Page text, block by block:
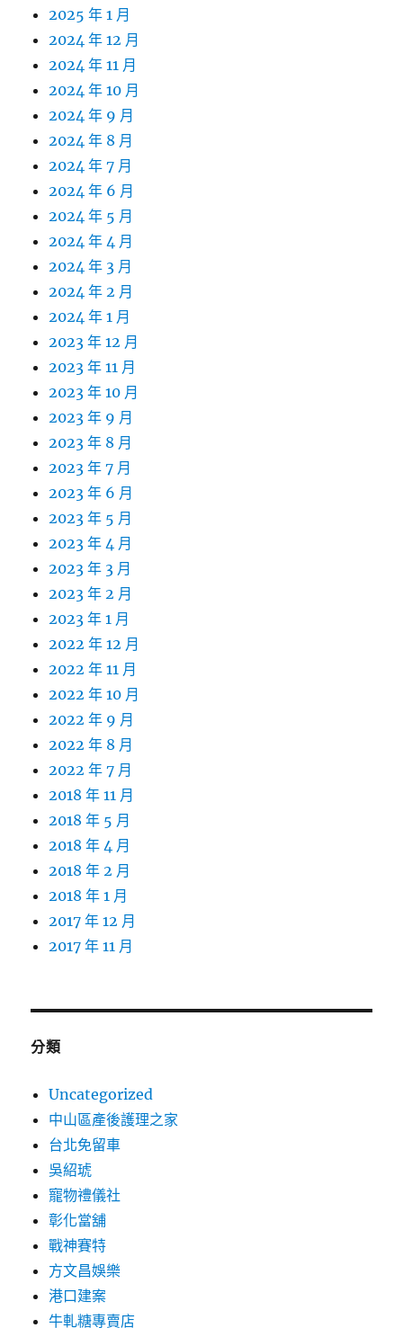
2025 年 1 月
2024 年 12 月
2024 年 11 月
2024 年 10 月
2024 年 9 月
2024 年 8 月
2024 年 7 月
2024 年 6 月
2024 年 5 月
2024 年 4 月
2024 年 3 月
2024 年 2 月
2024 年 1 月
2023 年 12 月
2023 年 11 月
2023 年 10 月
2023 年 9 月
2023 年 8 月
2023 年 7 月
2023 年 6 月
2023 年 5 月
2023 年 4 月
2023 年 3 月
2023 年 2 月
2023 年 1 月
2022 年 12 月
2022 年 11 月
2022 年 10 月
2022 年 9 月
2022 年 8 月
2022 年 7 月
2018 年 11 月
2018 年 5 月
2018 年 4 月
2018 年 2 月
2018 年 1 月
2017 年 12 月
2017 年 11 月
分類
Uncategorized
中山區產後護理之家
台北免留車
吳紹琥
寵物禮儀社
彰化當舖
戰神賽特
方文昌娛樂
港口建案
牛軋糖專賣店